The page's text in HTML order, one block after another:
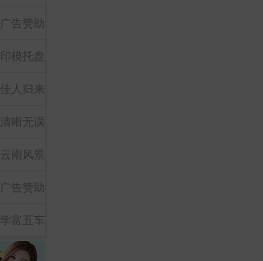
广告赞助
印模托盘
佳人归来
清晰无误
云南风景
广告赞助
学富五车